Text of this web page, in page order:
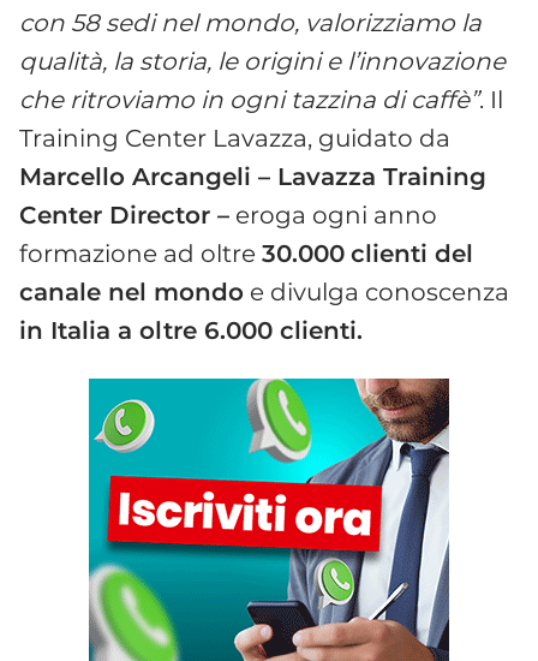
con 58 sedi nel mondo, valorizziamo la
qualità, la storia, le origini e l’innovazione
che ritroviamo in ogni tazzina di caffè”. Il
Training Center Lavazza, guidato da
Marcello Arcangeli – Lavazza Training
Center Director – eroga ogni anno
formazione ad oltre 30.000 clienti del
canale nel mondo e divulga conoscenza
in Italia a oltre 6.000 clienti.